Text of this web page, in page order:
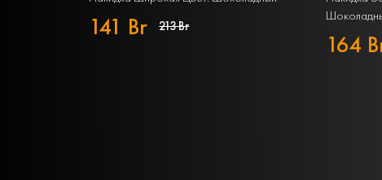
141 Br 213 Br
164